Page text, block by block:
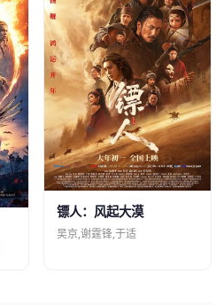
镖人：风起大漠
吴京,谢霆锋,于适